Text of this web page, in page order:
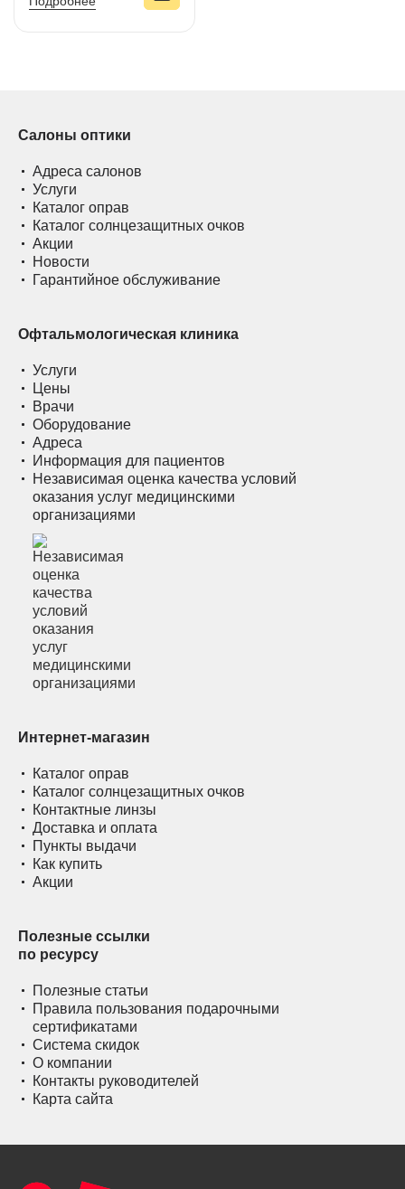
Салоны оптики
Адреса салонов
Услуги
Каталог оправ
Каталог солнцезащитных очков
Акции
Новости
Гарантийное обслуживание
Офтальмологическая клиника
Услуги
Цены
Врачи
Оборудование
Адреса
Информация для пациентов
Независимая оценка качества условий
оказания услуг медицинскими
организациями
Интернет-магазин
Каталог оправ
Каталог солнцезащитных очков
Контактные линзы
Доставка и оплата
Пункты выдачи
Как купить
Акции
Полезные ссылки
по ресурсу
Полезные статьи
Правила пользования подарочными
сертификатами
Система скидок
О компании
Контакты руководителей
Карта сайта